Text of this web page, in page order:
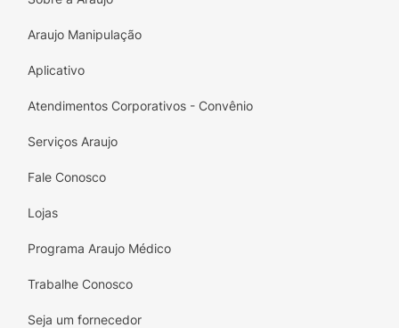
Araujo Manipulação
Aplicativo
Atendimentos Corporativos - Convênio
Serviços Araujo
Fale Conosco
Lojas
Programa Araujo Médico
Trabalhe Conosco
Seja um fornecedor